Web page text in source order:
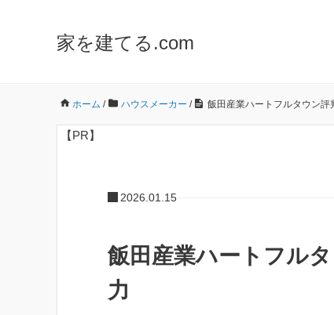
家を建てる.com
ホーム / ハウスメーカー / 飯田産業ハートフルタウン
【PR】
2026.01.15
飯田産業ハートフル
力